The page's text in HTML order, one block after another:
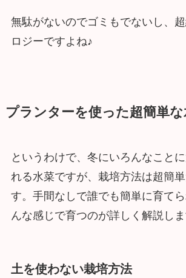
無駄がないのでゴミもでないし、
ロジーですよね♪
プランターを使った超簡単
というわけで、冬にいろんなこと
れる水菜ですが、栽培方法は超簡
す。手間なしで誰でも簡単に育て
んな感じで育つのが詳しく解説しま
土を使わない栽培方法